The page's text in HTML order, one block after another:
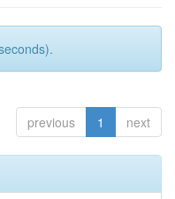
previous 1 next